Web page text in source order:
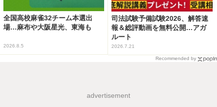
全国高校麻雀32チーム本選出
場…麻布や大阪星光、東海も
2026.8.5
司法試験予備試験2026、解答速
報＆総評動画を無料公開…アガ
ルート
2026.7.21
Recommended by
advertisement